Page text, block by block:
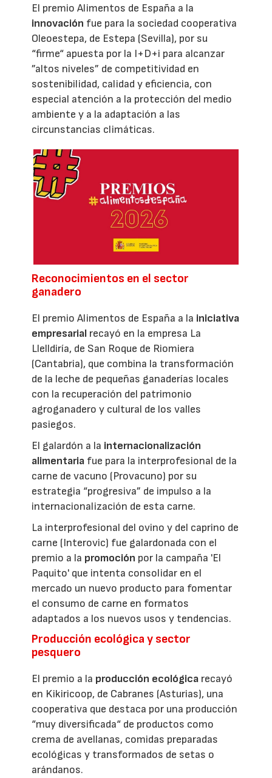
El premio Alimentos de España a la
innovación fue para la sociedad cooperativa
Oleoestepa, de Estepa (Sevilla), por su
“firme“ apuesta por la I+D+i para alcanzar
”altos niveles” de competitividad en
sostenibilidad, calidad y eficiencia, con
especial atención a la protección del medio
ambiente y a la adaptación a las
circunstancias climáticas.
Reconocimientos en el sector
ganadero
El premio Alimentos de España a la iniciativa
empresarial recayó en la empresa La
Llelldiría, de San Roque de Riomiera
(Cantabria), que combina la transformación
de la leche de pequeñas ganaderías locales
con la recuperación del patrimonio
agroganadero y cultural de los valles
pasiegos.
El galardón a la internacionalización
alimentaria fue para la interprofesional de la
carne de vacuno (Provacuno) por su
estrategia “progresiva” de impulso a la
internacionalización de esta carne.
La interprofesional del ovino y del caprino de
carne (Interovic) fue galardonada con el
premio a la promoción por la campaña 'El
Paquito' que intenta consolidar en el
mercado un nuevo producto para fomentar
el consumo de carne en formatos
adaptados a los nuevos usos y tendencias.
Producción ecológica y sector
pesquero
El premio a la producción ecológica recayó
en Kikiricoop, de Cabranes (Asturias), una
cooperativa que destaca por una producción
“muy diversificada“ de productos como
crema de avellanas, comidas preparadas
ecológicas y transformados de setas o
arándanos.